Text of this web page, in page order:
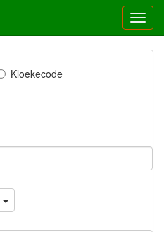
Kloekecode